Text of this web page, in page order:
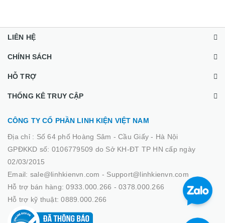
LIÊN HỆ
CHÍNH SÁCH
HỖ TRỢ
THỐNG KÊ TRUY CẬP
CÔNG TY CỔ PHẦN LINH KIỆN VIỆT NAM
Địa chỉ : Số 64 phố Hoàng Sâm - Cầu Giấy - Hà Nội
GPĐKKD số: 0106779509 do Sở KH-ĐT TP HN cấp ngày
02/03/2015
Email: sale@linhkienvn.com - Support@linhkienvn.com
Hỗ trợ bán hàng: 0933.000.266 - 0378.000.266
Hỗ trợ kỹ thuật: 0889.000.266